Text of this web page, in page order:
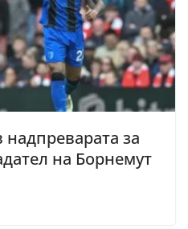
надпреварата за
на Борнемут